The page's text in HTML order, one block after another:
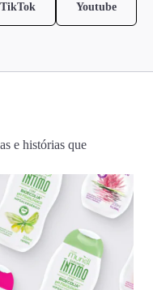
TikTok Youtube
e histórias que